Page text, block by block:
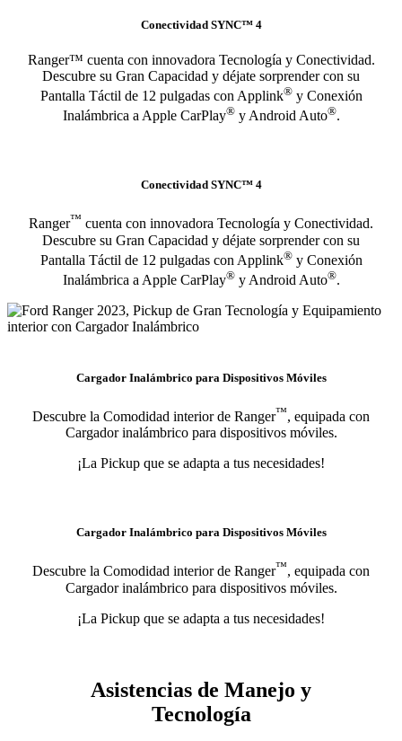
Conectividad SYNC™ 4
Ranger™ cuenta con innovadora Tecnología y Conectividad.
Descubre su Gran Capacidad y déjate sorprender con su
Pantalla Táctil de 12 pulgadas con Applink®y Conexión
Inalámbrica a Apple CarPlay®y Android Auto®.
Conectividad SYNC™ 4
Ranger™ cuenta con innovadora Tecnología y Conectividad.
Descubre su Gran Capacidad y déjate sorprender con su
Pantalla Táctil de 12 pulgadas con Applink®y Conexión
Inalámbrica a Apple CarPlay®y Android Auto®.
Cargador Inalámbrico para Dispositivos Móviles
Descubre la Comodidad interior de Ranger™, equipada con
Cargador inalámbrico para dispositivos móviles.
¡La Pickup que se adapta a tus necesidades!
Cargador Inalámbrico para Dispositivos Móviles
Descubre la Comodidad interior de Ranger™, equipada con
Cargador inalámbrico para dispositivos móviles.
¡La Pickup que se adapta a tus necesidades!
Asistencias de Manejo y
Tecnología